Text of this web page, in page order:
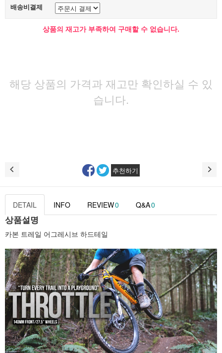
배송비결제
상품의 재고가 부족하여 구매할 수 없습니다.
해당 상품의 가격과 재고만 확인하실 수 있
습니다.
추천하기
DETAIL INFO REVIEW0 Q&A0
상품설명
카본 트레일 어그레시브 하드테일